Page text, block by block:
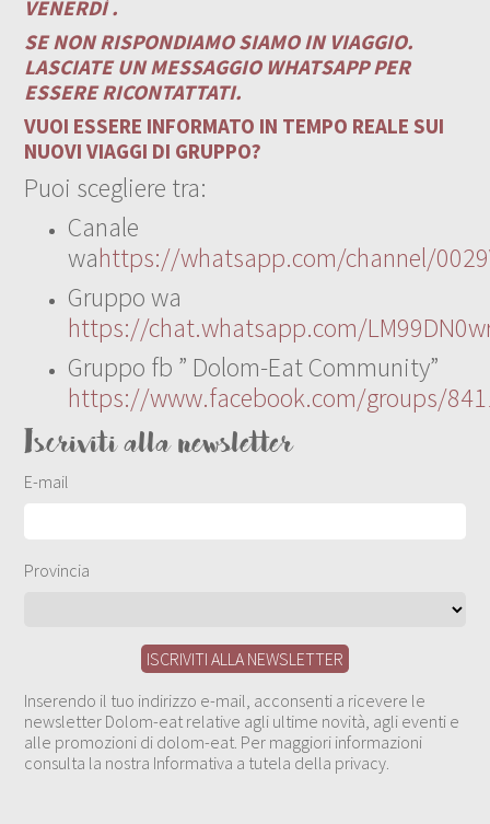
VENERDÌ .
SE NON RISPONDIAMO SIAMO IN VIAGGIO.
LASCIATE UN MESSAGGIO WHATSAPP PER
ESSERE RICONTATTATI.
VUOI ESSERE INFORMATO IN TEMPO REALE SUI
NUOVI VIAGGI DI GRUPPO?
Puoi scegliere tra:
Canale
wahttps://whatsapp.com/channel/
Gruppo wa
https://chat.whatsapp.com/
Gruppo fb ” Dolom-Eat Community”
https://www.facebook.com/groups/
Iscriviti alla newsletter
E-mail
Provincia
Inserendo il tuo indirizzo e-mail, acconsenti a ricevere le
newsletter Dolom-eat relative agli ultime novità, agli eventi e
alle promozioni di dolom-eat. Per maggiori informazioni
consulta la nostra Informativa a tutela della privacy.